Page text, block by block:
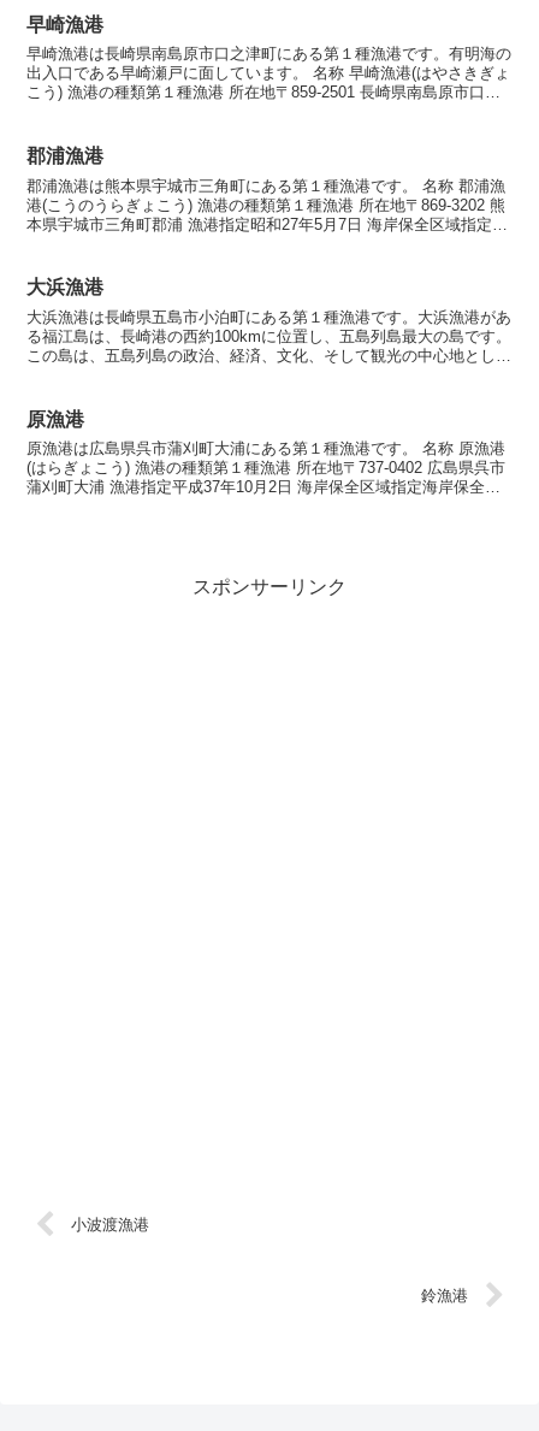
早崎漁港
早崎漁港は長崎県南島原市口之津町にある第１種漁港です。有明海の
出入口である早崎瀬戸に面しています。 名称 早崎漁港(はやさきぎょ
こう) 漁港の種類第１種漁港 所在地〒859-2501 長崎県南島原市口之
郡浦漁港
郡浦漁港は熊本県宇城市三角町にある第１種漁港です。 名称 郡浦漁
港(こうのうらぎょこう) 漁港の種類第１種漁港 所在地〒869-3202 熊
本県宇城市三角町郡浦 漁港指定昭和27年5月7日 海岸保全区域指定海
大浜漁港
大浜漁港は長崎県五島市小泊町にある第１種漁港です。大浜漁港があ
る福江島は、長崎港の西約100kmに位置し、五島列島最大の島です。
この島は、五島列島の政治、経済、文化、そして観光の中心地として
原漁港
原漁港は広島県呉市蒲刈町大浦にある第１種漁港です。 名称 原漁港
(はらぎょこう) 漁港の種類第１種漁港 所在地〒737-0402 広島県呉市
蒲刈町大浦 漁港指定平成37年10月2日 海岸保全区域指定海岸保全区
スポンサーリンク
小波渡漁港
鈴漁港